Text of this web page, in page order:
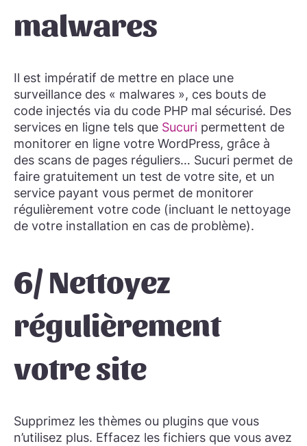
malwares
Il est impératif de mettre en place une
surveillance des « malwares », ces bouts de
code injectés via du code PHP mal sécurisé. Des
services en ligne tels que Sucuri permettent de
monitorer en ligne votre WordPress, grâce à
des scans de pages réguliers… Sucuri permet de
faire gratuitement un test de votre site, et un
service payant vous permet de monitorer
régulièrement votre code (incluant le nettoyage
de votre installation en cas de problème).
6/ Nettoyez
régulièrement
votre site
Supprimez les thèmes ou plugins que vous
n’utilisez plus. Effacez les fichiers que vous avez